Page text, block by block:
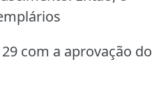
com a aprovação do